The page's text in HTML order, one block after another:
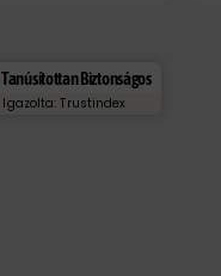
Tanúsítottan Biztonságos
Igazolta: Trustindex